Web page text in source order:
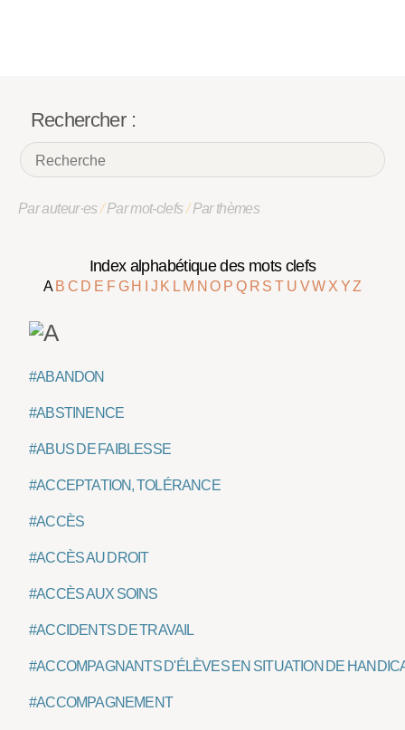
Rechercher :
Par auteur·es/Par mot-clefs/Par thèmes
Index alphabétique des mots clefs
A B C D E F G H J K L M NO P Q R ST U VW X YZ
#ABANDON
#ABSTINENCE
#ABUS DE FAIBLESSE
#ACCEPTATION, TOLÉRANCE
#ACCÈS
#ACCÈS AU DROIT
#ACCÈS AUX SOINS
#ACCIDENTS DE TRAVAIL
#ACCOMPAGNANTS D'ÉLÈVES EN SITUATION DE
#ACCOMPAGNEMENT